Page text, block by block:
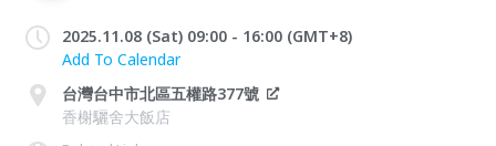
2025.11.08 (Sat) 09:00 - 16:00 (GMT+8)
Add To Calendar
台灣台中市北區五權路377號
香榭驪舍大飯店